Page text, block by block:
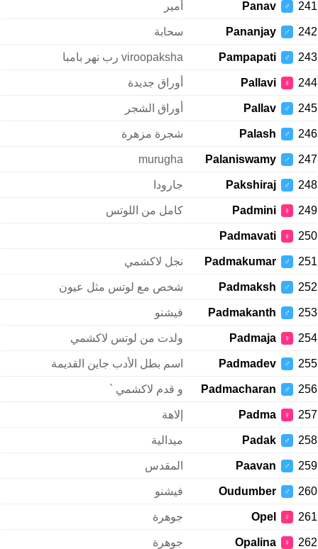
241
♂
Panav أمير
242
♂
Pananjay سحابة
243
♂
Pampapati viroopaksha رب نهر بامبا
244
♀
Pallavi أوراق جديدة
245
♂
Pallav أوراق الشجر
246
♂
Palash شجرة مزهرة
247
♂
Palaniswamy
murugha
248
♂
Pakshiraj جارودا
249
♀
Padmini كامل من اللوتس
250
♀
Padmavati
251
♂
Padmakumar نجل لاكشمي
252
♂
Padmaksh شخص مع لوتس مثل عيون
253
♂
Padmakanth فيشنو
254
♀
Padmaja ولدت من لوتس لاكشمي
255
♂
Padmadev اسم بطل الأدب جاين القديمة
256
♂
Padmacharan و قدم لاكشمي `
257
♀
Padma إلاهة
258
♂
Padak ميدالية
259
♂
Paavan المقدس
260
♂
Oudumber فيشنو
261
♀
Opel جوهرة
262
♀
Opalina جوهرة